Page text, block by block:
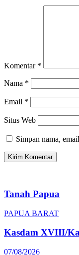
Komentar *
Nama *
Email *
Situs Web
Simpan nama,
Tanah Papua
PAPUA BARAT
Kasdam XVIII/
07/08/2026